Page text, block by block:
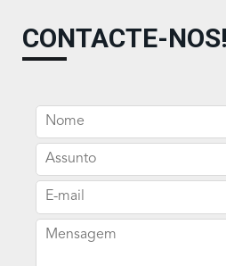
CONTACTE-
Nome
Assunto
E-mail
Mensagem